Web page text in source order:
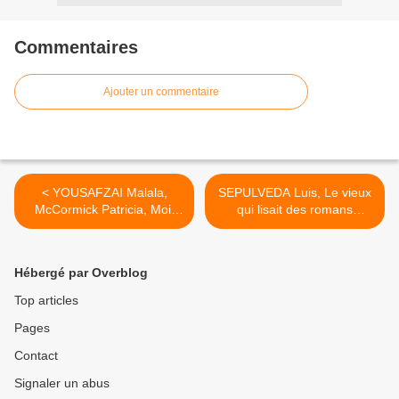
Commentaires
Ajouter un commentaire
< YOUSAFZAI Malala,
McCormick Patricia, Moi,
Malala
SEPULVEDA Luis, Le vieux
qui lisait des romans
d'amour >
Hébergé par Overblog
Top articles
Pages
Contact
Signaler un abus